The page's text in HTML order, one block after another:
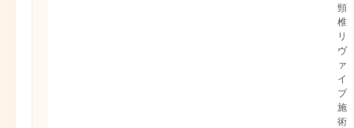
頸
椎
リ
ヴ
ァ
イ
ブ
施
術